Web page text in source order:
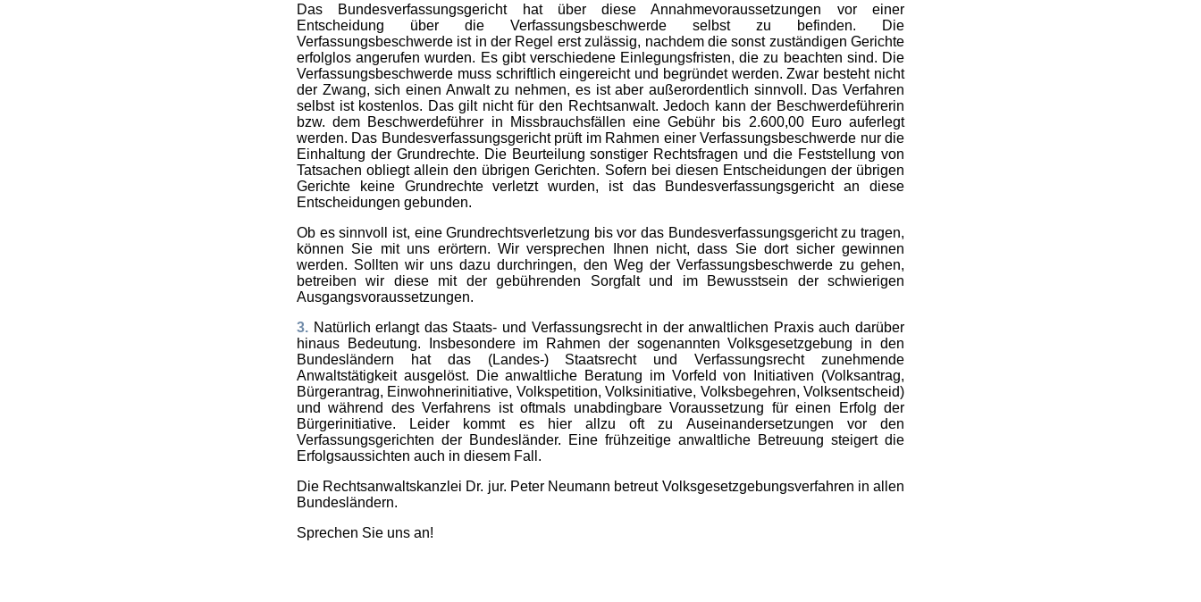
Das Bundesverfassungsgericht hat über diese Annahmevoraussetzungen vor einer
Entscheidung über die Verfassungsbeschwerde selbst zu befinden. Die
Verfassungsbeschwerde ist in der Regel erst zulässig, nachdem die sonst zuständigen Gerichte
erfolglos angerufen wurden. Es gibt verschiedene Einlegungsfristen, die zu beachten sind. Die
Verfassungsbeschwerde muss schriftlich eingereicht und begründet werden. Zwar besteht nicht
der Zwang, sich einen Anwalt zu nehmen, es ist aber außerordentlich sinnvoll. Das Verfahren
selbst ist kostenlos. Das gilt nicht für den Rechtsanwalt. Jedoch kann der Beschwerdeführerin
bzw. dem Beschwerdeführer in Missbrauchsfällen eine Gebühr bis 2.600,00 Euro auferlegt
werden. Das Bundesverfassungsgericht prüft im Rahmen einer Verfassungsbeschwerde nur die
Einhaltung der Grundrechte. Die Beurteilung sonstiger Rechtsfragen und die Feststellung von
Tatsachen obliegt allein den übrigen Gerichten. Sofern bei diesen Entscheidungen der übrigen
Gerichte keine Grundrechte verletzt wurden, ist das Bundesverfassungsgericht an diese
Entscheidungen gebunden.
Ob es sinnvoll ist, eine Grundrechtsverletzung bis vor das Bundesverfassungsgericht zu tragen,
können Sie mit uns erörtern. Wir versprechen Ihnen nicht, dass Sie dort sicher gewinnen
werden. Sollten wir uns dazu durchringen, den Weg der Verfassungsbeschwerde zu gehen,
betreiben wir diese mit der gebührenden Sorgfalt und im Bewusstsein der schwierigen
Ausgangsvoraussetzungen.
3. Natürlich erlangt das Staats- und Verfassungsrecht in der anwaltlichen Praxis auch darüber
hinaus Bedeutung. Insbesondere im Rahmen der sogenannten Volksgesetzgebung in den
Bundesländern hat das (Landes-) Staatsrecht und Verfassungsrecht zunehmende
Anwaltstätigkeit ausgelöst. Die anwaltliche Beratung im Vorfeld von Initiativen (Volksantrag,
Bürgerantrag, Einwohnerinitiative, Volkspetition, Volksinitiative, Volksbegehren, Volksentscheid)
und während des Verfahrens ist oftmals unabdingbare Voraussetzung für einen Erfolg der
Bürgerinitiative. Leider kommt es hier allzu oft zu Auseinandersetzungen vor den
Verfassungsgerichten der Bundesländer. Eine frühzeitige anwaltliche Betreuung steigert die
Erfolgsaussichten auch in diesem Fall.
Die Rechtsanwaltskanzlei Dr. jur. Peter Neumann betreut Volksgesetzgebungsverfahren in allen
Bundesländern.
Sprechen Sie uns an!